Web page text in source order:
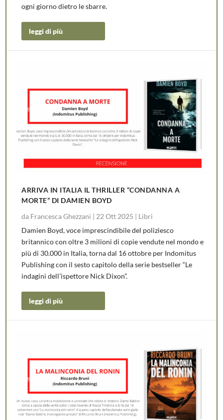
ogni giorno dietro le sbarre.
leggi di più
ARRIVA IN ITALIA IL THRILLER “CONDANNA A
MORTE” DI DAMIEN BOYD
da Francesca Ghezzani | 22 Ott 2025 | Libri
Damien Boyd, voce imprescindibile del poliziesco
britannico con oltre 3 milioni di copie vendute nel mondo e
più di 30.000 in Italia, torna dal 16 ottobre per Indomitus
Publishing con il sesto capitolo della serie bestseller “Le
indagini dell’ispettore Nick Dixon”.
leggi di più